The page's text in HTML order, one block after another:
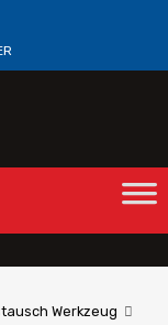
Werkzeug